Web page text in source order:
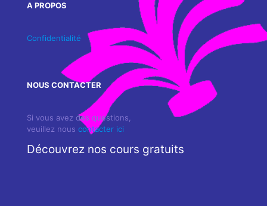
A PROPOS
Confidentialité
NOUS CONTACTER
Si vous avez des questions,
veuillez nous contacter ici
Découvrez nos cours gratuits